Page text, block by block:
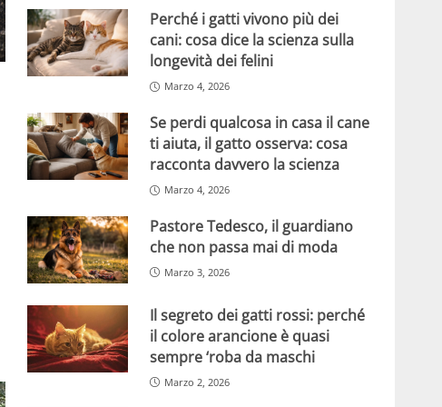
Perché i gatti vivono più dei
cani: cosa dice la scienza sulla
longevità dei felini
Marzo 4, 2026
Se perdi qualcosa in casa il cane
ti aiuta, il gatto osserva: cosa
racconta davvero la scienza
Marzo 4, 2026
Pastore Tedesco, il guardiano
che non passa mai di moda
Marzo 3, 2026
Il segreto dei gatti rossi: perché
il colore arancione è quasi
sempre ‘roba da maschi
Marzo 2, 2026